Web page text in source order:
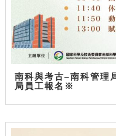
南科與考古–南科管理
局員工報名※